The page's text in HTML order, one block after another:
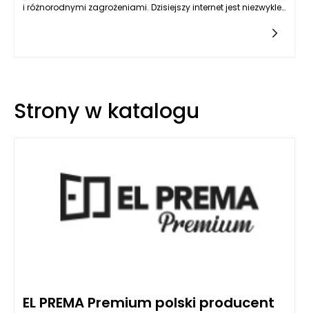
i różnorodnymi zagrożeniami. Dzisiejszy internet jest niezwykle
zagrożenia.
Strony w katalogu
EL PREMA Premium polski producent